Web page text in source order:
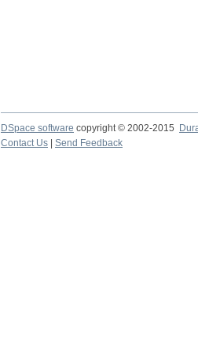
DSpace software copyright © 2002-2015
Contact Us
Send Feedback